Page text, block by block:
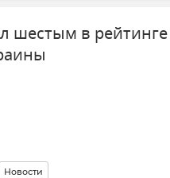
шестым в рейтинге
Новости